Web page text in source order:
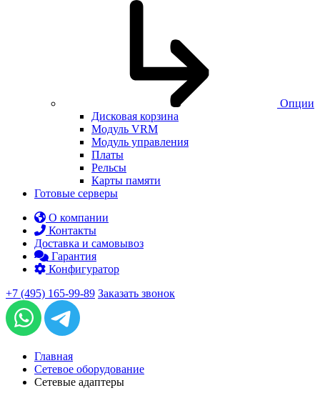
Опции
Дисковая корзина
Модуль VRM
Модуль управления
Платы
Рельсы
Карты памяти
Готовые серверы
О компании
Контакты
Доставка и самовывоз
Гарантия
Конфигуратор
+7 (495) 165-99-89 Заказать звонок
Главная
Сетевое оборудование
Сетевые адаптеры